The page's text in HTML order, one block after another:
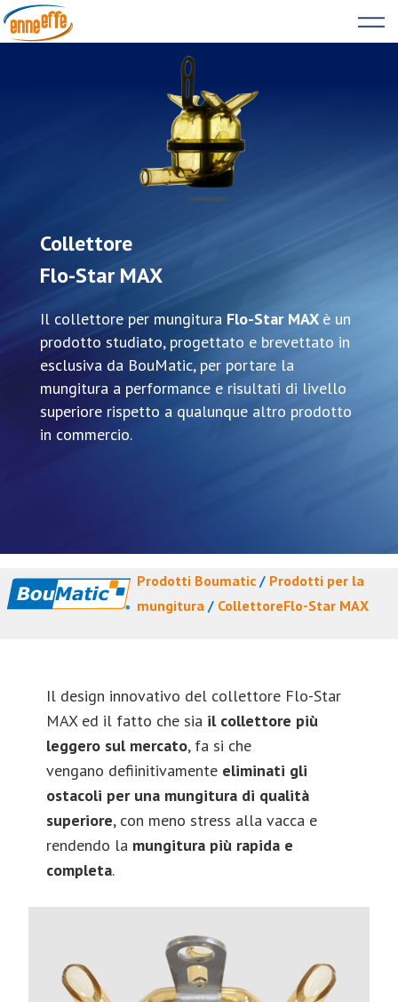
Collettore
Flo-Star MAX
Il collettore per mungituraFlo-Star MAX è un
prodotto studiato, progettato e brevettato in
esclusiva da BouMatic, per portare la
mungitura a performance e risultati di livello
superiore rispetto a qualunque altro prodotto
in commercio.
Prodotti Boumatic / Prodotti per la
mungitura / CollettoreFlo-Star MAX
Il design innovativo del collettore Flo-Star
MAX ed il fatto che siail collettore più
leggero sul mercato, fa si che
vengano defiinitivamente eliminati gli
ostacoli per una mungitura di qualità
superiore, con meno stress alla vacca e
rendendo la mungitura più rapida e
completa.